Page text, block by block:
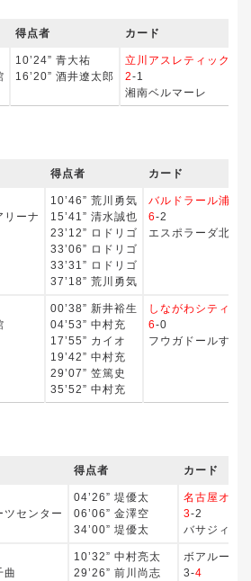
得点者 カード
10’24” 青大祐
16’20” 酒井遼太郎
立川アスレティックFC
2-1
湘南ベルマーレ
得点者 カード
リーナ
10’46” 荒川勇気
15’41” 清水誠也
23’12” ロドリゴ
33’06” ロドリゴ
33’31” ロドリゴ
37’18” 荒川勇気
バルドラール浦安
6-2
エスポラーダ北海
00’38” 新井裕生
04’53” 中村充
17’55” カイオ
19’42” 中村充
29’07” 笠篤史
35’52” 中村充
しながわシティ
6-0
フウガドールすみ
得点者 カード
ツセンター
04’26” 堤優太
06’06” 金澤空
34’00” 堤優太
名古屋オー
3-2
バサジィ大
曲
10’32” 中村亮太
29’26” 前川尚志
ボアルース
3-4